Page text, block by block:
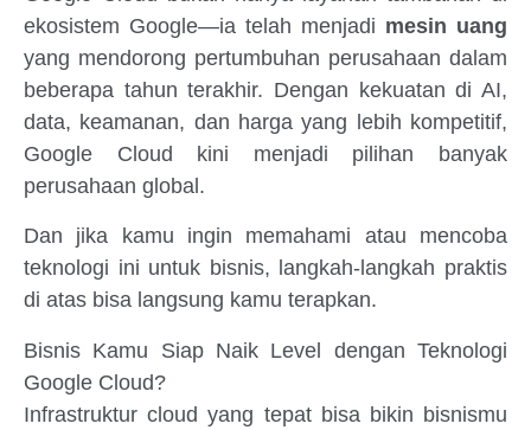
ekosistem Google—ia telah menjadi mesin uang
yang mendorong pertumbuhan perusahaan dalam
beberapa tahun terakhir. Dengan kekuatan di AI,
data, keamanan, dan harga yang lebih kompetitif,
Google Cloud kini menjadi pilihan banyak
perusahaan global.
Dan jika kamu ingin memahami atau mencoba
teknologi ini untuk bisnis, langkah-langkah praktis
di atas bisa langsung kamu terapkan.
Bisnis Kamu Siap Naik Level dengan Teknologi
Google Cloud?
Infrastruktur cloud yang tepat bisa bikin bisnismu